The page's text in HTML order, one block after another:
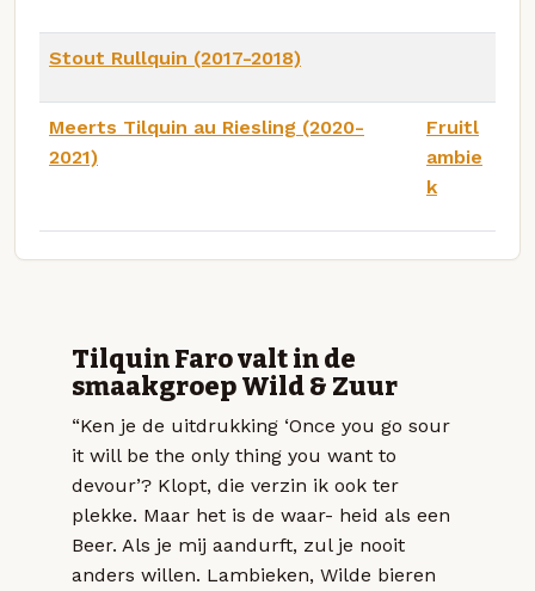
Stout Rullquin (2017-2018)
Meerts Tilquin au Riesling (2020-
2021)
Fruitl
ambie
k
Tilquin Faro valt in de
smaakgroep Wild & Zuur
“Ken je de uitdrukking ‘Once you go sour
it will be the only thing you want to
devour’? Klopt, die verzin ik ook ter
plekke. Maar het is de waar- heid als een
Beer. Als je mij aandurft, zul je nooit
anders willen. Lambieken, Wilde bieren